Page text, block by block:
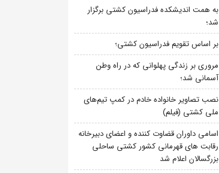
به همت اندیشکده فدراسیون کشتی برگزار
شد؛
بر اساس تقویم فدراسیون کشتی؛
مروری بر زندگی پهلوانی که در راه وطن
آسمانی شد؛
نصب تصاویر خانواده خادم در کمپ تیم‌های
ملی کشتی (فیلم)
اسامی داوران قضاوت کننده و اعضای دبیرخانه
رقابت های قهرمانی کشور کشتی ساحلی
بزرگسالان اعلام شد